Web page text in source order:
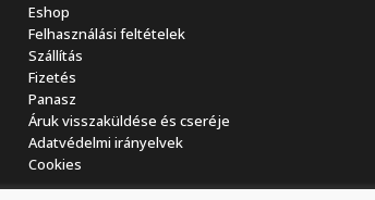
Eshop
Felhasználási feltételek
Szállítás
Fizetés
Panasz
Áruk visszaküldése és cseréje
Adatvédelmi irányelvek
Cookies